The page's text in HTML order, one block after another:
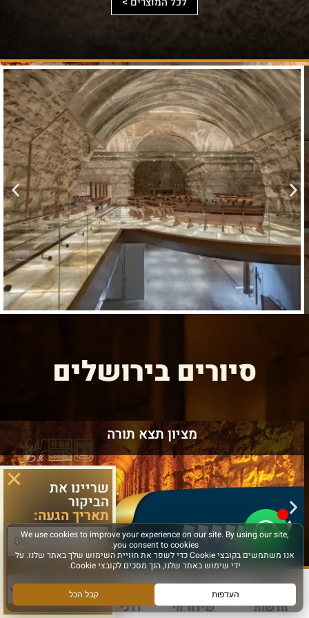
להרחבה
ולהעמקה.
הוספה
לסף
בסביבת
הוספה
לסף
סיורים בירושלים
מציון תצא תורה
חדשות שידור חי דרכי הגעה עוד
שריינו את
הביקור
תאריך הגעה:
סוג פעילות: